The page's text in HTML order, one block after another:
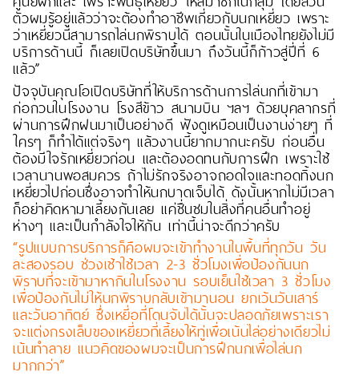
ตัวผมรู้อยู่แล้วว่าจะต้องทำอาชีพเกี่ยวกับนกเหยี่ยว เพราะ
ว่าเหยี่ยวนี่สามารถไล่นกพิราบได้ ตอนนั้นในเมืองไทยยังไม่มี
บริการด้านนี้ ก็เลยเปิดบริษัทขึ้นมา ถึงวันนี้ก็ก้าวสู่ปี่ที่ 6
แล้ว”
ปัจจุบันคุณโอเปิดบริษัทที่ให้บริการด้านการไล่นกที่เข้ามา
ก่อกวนในโรงงาน โรงสีข้าว สนามบิน ฯลฯ ด้วยบุคลากรที่
ผ่านการฝึกฝนมาเป็นอย่างดี ฟังดูเหมือนเป็นงานง่ายๆ ที่
ใครๆ ก็ทำได้แต่จริงๆ แล้วงานนี้ยากมากนะครับ ก่อนอื่น
ต้องมีใจรักเหยี่ยวก่อน และต้องอดทนกับการฝึก เพราะใช้
เวลานานพอสมควร ถ้าไม่รักจริงอาจถอดใจและทอดทิ้งนก
เหยี่ยวไปก่อนซึ่งอาจทำให้นกบาดเจ็บได้ ดังนั้นหากไม่มีเวลา
ก็อย่าคิดหามาเลี้ยงกันเลย แค่ชื่นชมในสิ่งที่คนอื่นทำอยู่
ห่างๆ และเป็นกำลังใจให้กัน เท่านี้น่าจะดีกว่าครับ
“รูปแบบการบริการก็คือผมจะเข้าทำงานในพื้นที่ทุกวัน วัน
ละสองรอบ ช่วงเช้าใช้เวลา 2-3 ชั่วโมงเพื่อป้องกันนก
พิราบที่จะเข้ามาหากินในโรงงาน รอบเย็นใช้เวลา 3 ชั่วโมง
เพื่อป้องกันไม่ให้นกพิราบกลับเข้ามานอน ยกเว้นวันเสาร์
และวันอาทิตย์ ซึ่งเหยี่อที่โดนจับได้นั้นจะปลอดภัยเพราะเรา
จะแต่งกรงเล็บของเหยี่ยวที่เลี้ยงให้ทู่เพื่อเน้นไล่อย่างเดียวไม่
เน้นทำลาย แนวคิดของผมจะเป็นการฝึกนกเพื่อไล่นก
มากกว่า”